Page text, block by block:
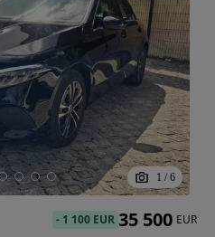
1 / 6
- 1 100 EUR 35 500 EUR